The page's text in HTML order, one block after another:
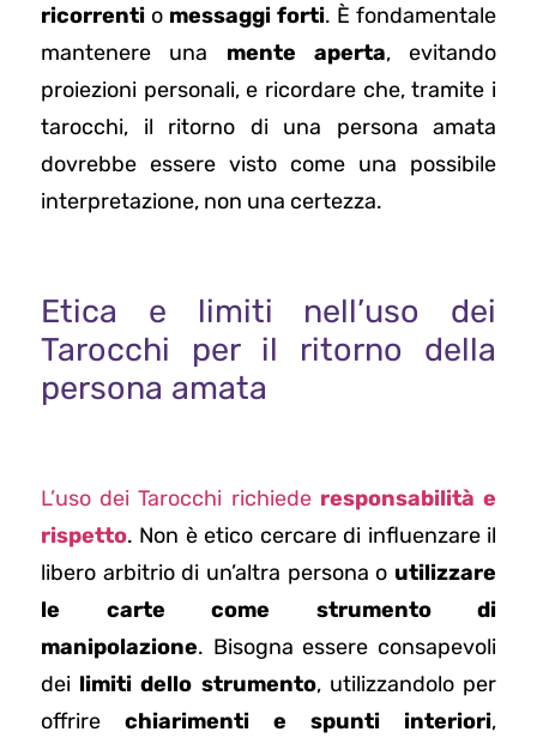
ricorrenti o messaggi forti. È fondamentale
mantenere una mente aperta, evitando
proiezioni personali, e ricordare che, tramite i
tarocchi, il ritorno di una persona amata
dovrebbe essere visto come una possibile
interpretazione, non una certezza.
Etica e limiti nell’uso dei
Tarocchi per il ritorno della
persona amata
L’uso dei Tarocchi richiede responsabilità e
rispetto. Non è etico cercare di influenzare il
libero arbitrio di un’altra persona o utilizzare
le carte come strumento di
manipolazione. Bisogna essere consapevoli
dei limiti dello strumento, utilizzandolo per
offrire chiarimenti e spunti interiori,